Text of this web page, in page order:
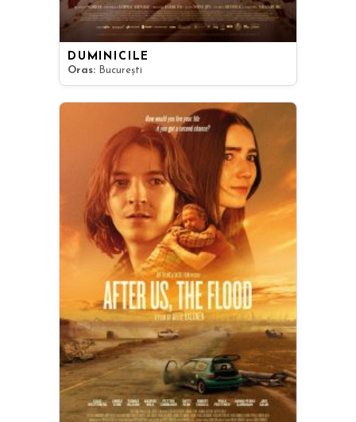
DUMINICILE
Oras: București